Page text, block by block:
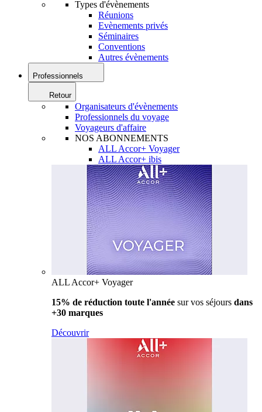
Types d'évènements
Réunions
Evènements privés
Séminaires
Conventions
Autres évènements
Professionnels
Retour
Organisateurs d'évènements
Professionnels du voyage
Voyageurs d'affaire
NOS ABONNEMENTS
ALL Accor+ Voyager
ALL Accor+ ibis
ALL Accor+ Voyager
15% de réduction toute l'année sur vos séjours dans
+30 marques
Découvrir